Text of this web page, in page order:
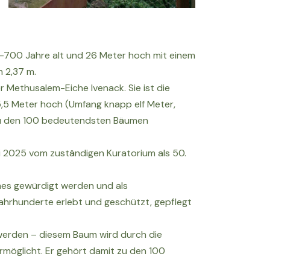
700 Jahre alt und 26 Meter hoch mit einem
2,37 m.
Eiche Ivenack. Sie ist die
Meter hoch (Umfang knapp elf Meter,
100 bedeutendsten Bäumen
vom zuständigen Kuratorium als 50.
gewürdigt werden und als
erlebt und geschützt, gepflegt
– diesem Baum wird durch die
Er gehört damit zu den 100